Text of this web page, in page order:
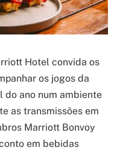
Hotel convida os
os jogos da
do ano num ambiente
as transmissões em
Marriott Bonvoy
em bebidas